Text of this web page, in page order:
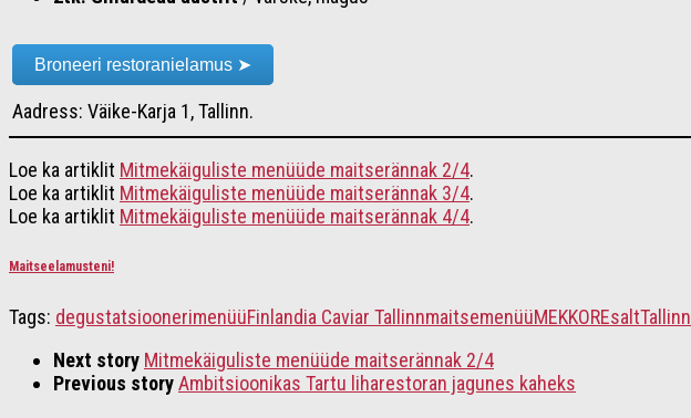
Broneeri restoranielamus ➤
Aadress: Väike-Karja 1, Tallinn.
Loe ka artiklit Mitmekäiguliste menüüde maitserännak 2/4.
Loe ka artiklit Mitmekäiguliste menüüde maitserännak 3/4.
Loe ka artiklit Mitmekäiguliste menüüde maitserännak 4/4.
Maitseelamusteni!
Tags: degustatsioonerimenüüFinlandia Caviar TallinnmaitsemenüüMEKKOREsaltTallinn
Next story Mitmekäiguliste menüüde maitserännak 2/4
Previous storyAmbitsioonikas Tartu liharestoran jagunes kaheks